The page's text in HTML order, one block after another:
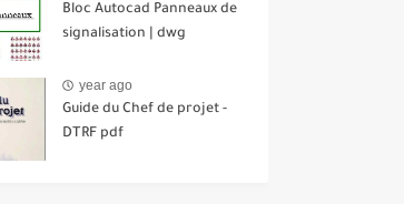
Bloc Autocad Panneaux de
signalisation | dwg
year ago
Guide du Chef de projet -
DTRF pdf